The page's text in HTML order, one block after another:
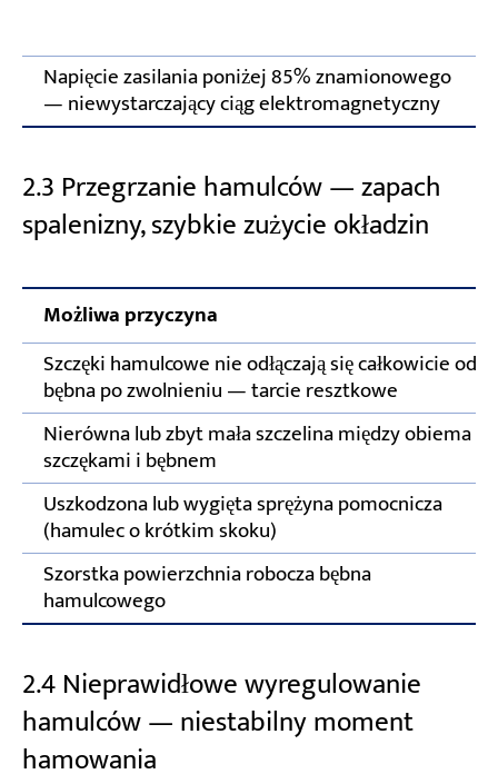
Napięcie zasilania poniżej 85% znamionowego
— niewystarczający ciąg elektromagnetyczny
2.3 Przegrzanie hamulców — zapach
spalenizny, szybkie zużycie okładzin
Możliwa przyczyna
Szczęki hamulcowe nie odłączają się całkowicie od
bębna po zwolnieniu — tarcie resztkowe
Nierówna lub zbyt mała szczelina między obiema
szczękami i bębnem
Uszkodzona lub wygięta sprężyna pomocnicza
(hamulec o krótkim skoku)
Szorstka powierzchnia robocza bębna
hamulcowego
2.4 Nieprawidłowe wyregulowanie
hamulców — niestabilny moment
hamowania